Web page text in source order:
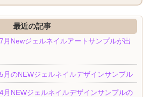
最近の記事
月Newジェルネイルアートサンプルが出
月のNEWジェルネイルデザインサンプル
月NEWジェルネイルデザインサンプルの